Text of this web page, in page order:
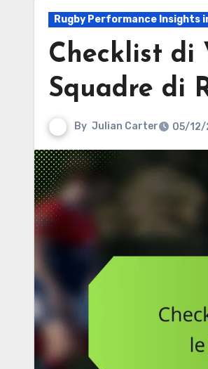
Rugby Performance Insights
Checklist di
Squadre di
By Julian Carter 05/12/